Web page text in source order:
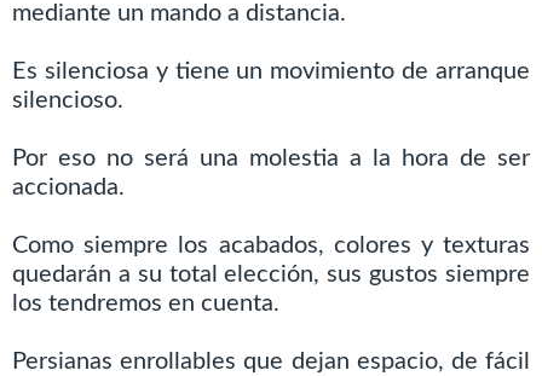
mediante un mando a distancia.
Es silenciosa y tiene un movimiento de arranque
silencioso.
Por eso no será una molestia a la hora de ser
accionada.
Como siempre los acabados, colores y texturas
quedarán a su total elección, sus gustos siempre
los tendremos en cuenta.
Persianas enrollables que dejan espacio, de fácil